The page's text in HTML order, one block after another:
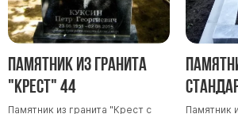
Памятник из гранита
"Крест" 44
Памятник из гранита "Крест с
Памятник